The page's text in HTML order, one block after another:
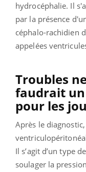
hydrocéphalie. Il
par la présence
céphalo-rachidien
appelées
Troubles
faudrait
pour les
Après le
Il s’agit d’un type
soulager la